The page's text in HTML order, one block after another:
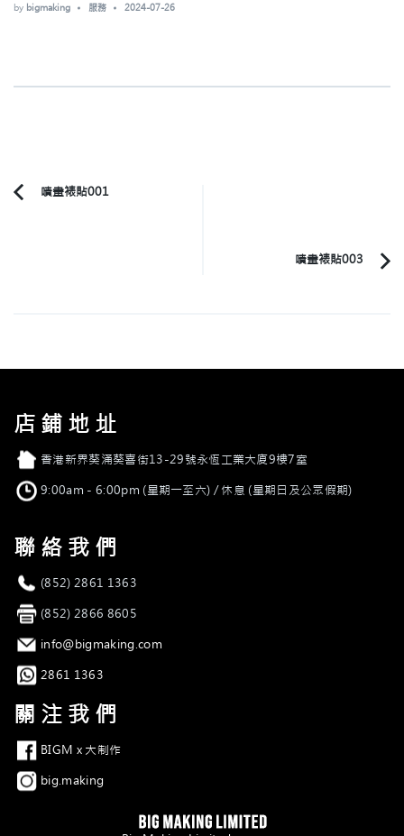
by bigmaking 服務 2024-07-26
PostPrevious
噴畫裱貼001
噴畫裱貼003
店鋪地址
店舖地址香港新界葵涌葵喜街13-29號永恆工業大廈9樓7室
營業時間9:00am - 6:00pm (星期一至六) / 休息 (星期日及公眾假期)
聯絡我們
電話 (852) 2861 1363
傳真 (852) 2866 8605
電郵 info@bigmaking.com
Whatsapp
2861 1363
關注我們
Facebook
BIGM x 大制作
Instagram
big.making